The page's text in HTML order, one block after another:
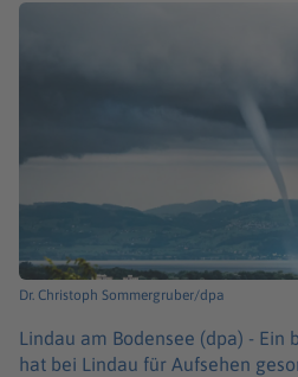
Dr. Christoph Sommergruber/dpa
Lindau am Bodensee (dpa) - Ein
hat bei Lindau für Aufsehen